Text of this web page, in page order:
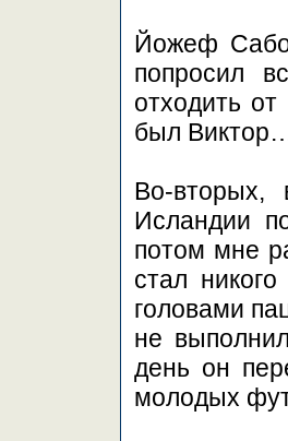
Йожеф
попросил
отходить
был
Во-вторых,
Исландии
потом мне
стал
головами
не
день он
молодых